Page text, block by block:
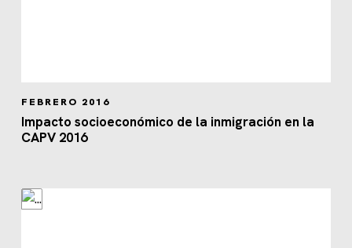
FEBRERO 2016
Impacto socioeconómico de la inmigración en la
CAPV 2016